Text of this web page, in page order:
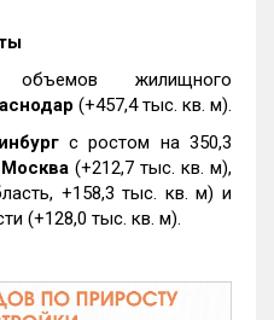
объемов жилищного
(+457,4 тыс. кв. м).
с ростом на 350,3
Москва (+212,7 тыс. кв. м),
+158,3 тыс. кв. м) и
(+128,0 тыс. кв. м).